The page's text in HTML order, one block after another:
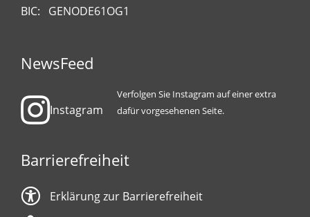
BIC: GENODE61OG1
NewsFeed
Instagram
Verfolgen Sie Instagram auf einer extra
dafür vorgesehenen Seite.
Barrierefreiheit
Erklärung zur Barrierefreiheit